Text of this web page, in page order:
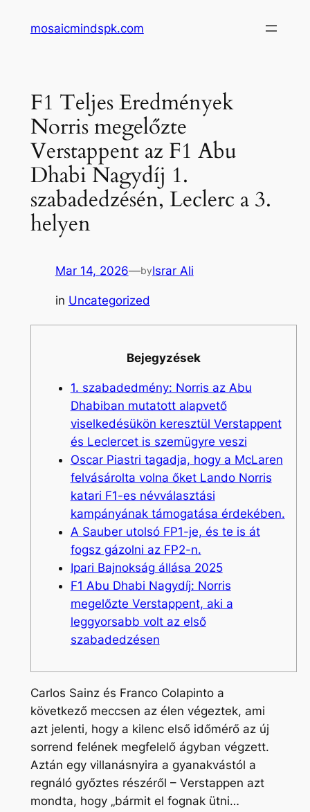
mosaicmindspk.com
F1 Teljes Eredmények
Norris megelőzte
Verstappent az F1 Abu
Dhabi Nagydíj 1.
szabadedzésén, Leclerc a 3.
helyen
Mar 14, 2026—byIsrar Ali
in Uncategorized
Bejegyzések
1. szabadedmény: Norris az Abu
Dhabiban mutatott alapvető
viselkedésükön keresztül Verstappent
és Leclercet is szemügyre veszi
Oscar Piastri tagadja, hogy a McLaren
felvásárolta volna őket Lando Norris
katari F1-es névválasztási
kampányának támogatása érdekében.
A Sauber utolsó FP1-je, és te is át
fogsz gázolni az FP2-n.
Ipari Bajnokság állása 2025
F1 Abu Dhabi Nagydíj: Norris
megelőzte Verstappent, aki a
leggyorsabb volt az első
szabadedzésen
Carlos Sainz és Franco Colapinto a
következő meccsen az élen végeztek, ami
azt jelenti, hogy a kilenc első időmérő az új
sorrend felének megfelelő ágyban végzett.
Aztán egy villanásnyira a gyanakvástól a
regnáló győztes részéről – Verstappen azt
mondta, hogy „bármit el fognak ütni…